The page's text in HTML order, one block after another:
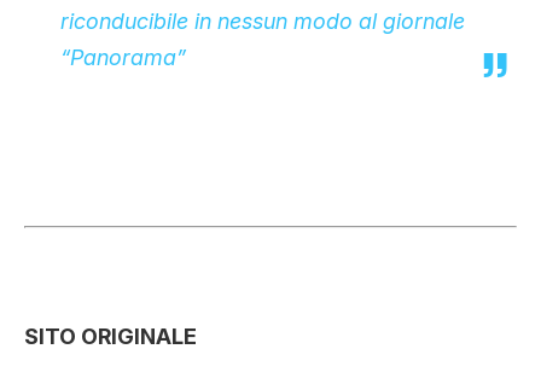
riconducibile in nessun modo al giornale
“Panorama”
SITO ORIGINALE